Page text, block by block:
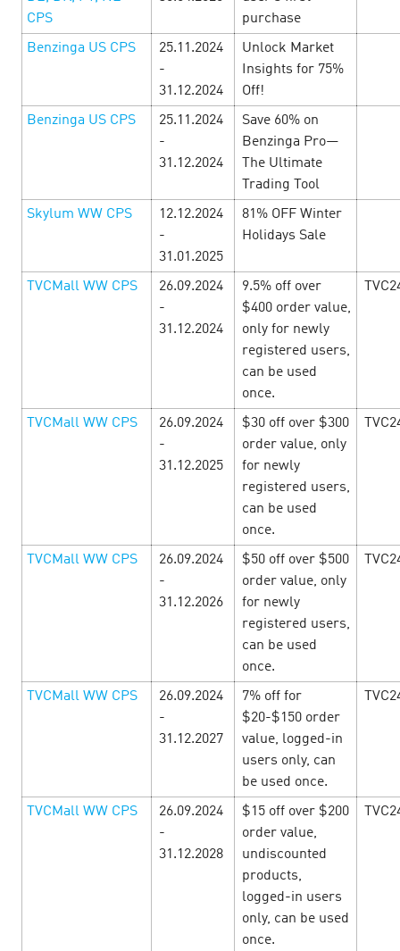
Вoo-tiful campaign dedicated to
18 October’24
Awfully advantageous bonuses and terribly exclusive
promo codes from the best advertisers are available for
LEARN MORE
Октоберфест — Заразитесь золотой
лихорадкой прибыльных e-commerce
С 15 сентября до 15 октября в CityAds — месяц
прибыльных условий! Сезон распродаж уже начался, а
значит вас ждут повышенные ставки, специальные
промокоды и акции от рекламодателей! Не д…
LEARN MORE
CPS
purchase
Benzinga US CPS
25.11.2024
-
31.12.2024
Unlock Market
Insights for 75%
Off!
Benzinga US CPS
25.11.2024
-
31.12.2024
Save 60% on
Benzinga Pro—
The Ultimate
Trading Tool
Skylum WW CPS
12.12.2024
-
31.01.2025
81% OFF Winter
Holidays Sale
TVCMall WW CPS
26.09.2024
-
31.12.2024
9.5% off over
$400 order value,
only for newly
registered users,
can be used
once.
TVCMall WW CPS
26.09.2024
-
31.12.2025
$30 off over $300
order value, only
for newly
registered users,
can be used
once.
TVCMall WW CPS
26.09.2024
-
31.12.2026
$50 off over $500
order value, only
for newly
registered users,
can be used
once.
TVCMall WW CPS
26.09.2024
-
31.12.2027
7% off for
$20-$150 order
value, logged-in
users only, can
be used once.
TVCMall WW CPS
26.09.2024
-
31.12.2028
$15 off over $200
order value,
undiscounted
products,
logged-in users
only, can be used
once.